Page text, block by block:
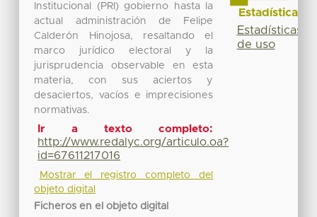
Institucional (PRI) gobierno hasta la
actual administración de Felipe
Calderón Hinojosa, resaltando el
marco jurídico electoral y la
jurisprudencia observable en esta
materia, con sus aciertos y
desaciertos, vacíos e imprecisiones
normativas.
Ir a texto completo:
http://www.redalyc.org/articulo.oa?
id=67611217016
Mostrar el registro completo del
objeto digital
Ficheros en el objeto digital
Estadísticas
Estadísticas
de uso